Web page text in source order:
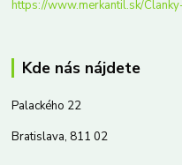
https://www.merkantil.sk/
Kde nás nájdete
Palackého 22
Bratislava, 811 02